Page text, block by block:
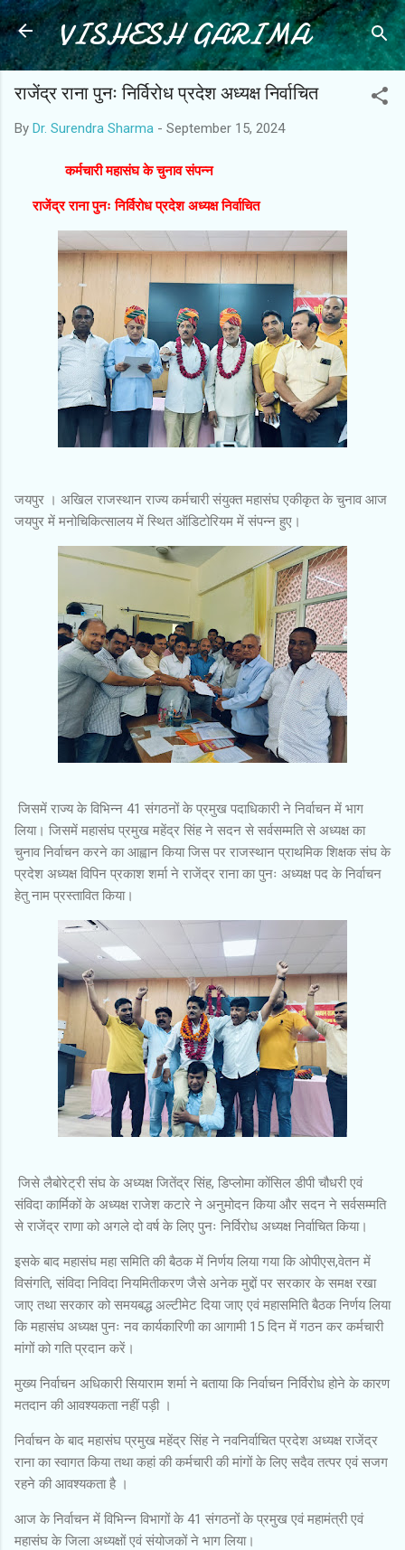
Skip to main content
VISHESH GARIMA
राजेंद्र राना पुनः निर्विरोध प्रदेश अध्यक्ष निर्वाचित
By Dr. Surendra Sharma - September 15, 2024
कर्मचारी महासंघ के चुनाव संपन्न
राजेंद्र राना पुनः निर्विरोध प्रदेश अध्यक्ष निर्वाचित
जयपुर । अखिल राजस्थान राज्य कर्मचारी संयुक्त महासंघ एकीकृत के चुनाव आज
जयपुर में मनोचिकित्सालय में स्थित ऑडिटोरियम में संपन्न हुए।
जिसमें राज्य के विभिन्न 41 संगठनों के प्रमुख पदाधिकारी ने निर्वाचन में भाग
लिया। जिसमें महासंघ प्रमुख महेंद्र सिंह ने सदन से सर्वसम्मति से अध्यक्ष का
चुनाव निर्वाचन करने का आह्वान किया जिस पर राजस्थान प्राथमिक शिक्षक संघ के
प्रदेश अध्यक्ष विपिन प्रकाश शर्मा ने राजेंद्र राना का पुनः अध्यक्ष पद के निर्वाचन
हेतु नाम प्रस्तावित किया।
जिसे लैबोरेट्री संघ के अध्यक्ष जितेंद्र सिंह, डिप्लोमा कोंसिल डीपी चौधरी एवं
संविदा कार्मिकों के अध्यक्ष राजेश कटारे ने अनुमोदन किया और सदन ने सर्वसम्मति
से राजेंद्र राणा को अगले दो वर्ष के लिए पुनः निर्विरोध अध्यक्ष निर्वाचित किया।
इसके बाद महासंघ महा समिति की बैठक में निर्णय लिया गया कि ओपीएस,वेतन में
विसंगति, संविदा निविदा नियमितीकरण जैसे अनेक मुद्दों पर सरकार के समक्ष रखा
जाए तथा सरकार को समयबद्ध अल्टीमेट दिया जाए एवं महासमिति बैठक निर्णय लिया
कि महासंघ अध्यक्ष पुनः नव कार्यकारिणी का आगामी 15 दिन में गठन कर कर्मचारी
मांगों को गति प्रदान करें।
मुख्य निर्वाचन अधिकारी सियाराम शर्मा ने बताया कि निर्वाचन निर्विरोध होने के कारण
मतदान की आवश्यकता नहीं पड़ी ।
निर्वाचन के बाद महासंघ प्रमुख महेंद्र सिंह ने नवनिर्वाचित प्रदेश अध्यक्ष राजेंद्र
राना का स्वागत किया तथा कहां की कर्मचारी की मांगों के लिए सदैव तत्पर एवं सजग
रहने की आवश्यकता है ।
आज के निर्वाचन में विभिन्न विभागों के 41 संगठनों के प्रमुख एवं महामंत्री एवं
महासंघ के जिला अध्यक्षों एवं संयोजकों ने भाग लिया।